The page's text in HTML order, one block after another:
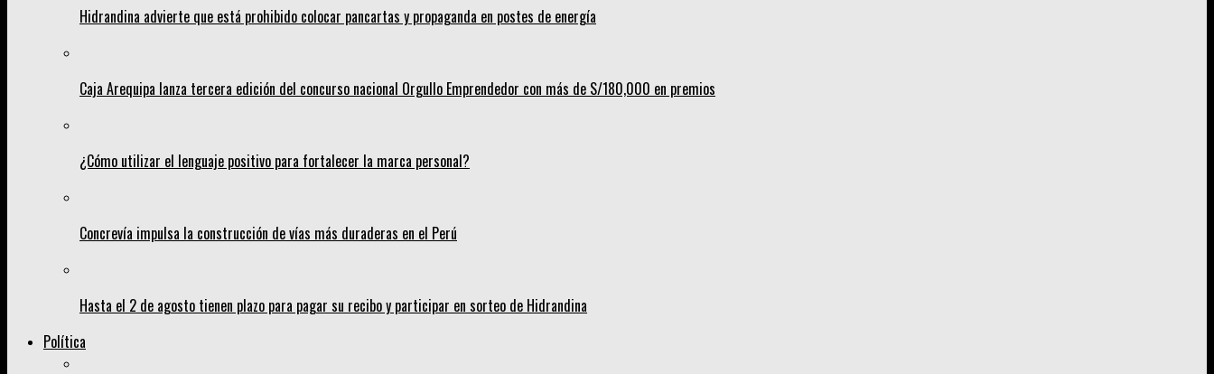
Hidrandina advierte que está prohibido colocar pancartas y propaganda en postes de energía
Caja Arequipa lanza tercera edición del concurso nacional Orgullo Emprendedor con más de S/180,000 en premios
¿Cómo utilizar el lenguaje positivo para fortalecer la marca personal?
Concrevía impulsa la construcción de vías más duraderas en el Perú
Hasta el 2 de agosto tienen plazo para pagar su recibo y participar en sorteo de Hidrandina
Política